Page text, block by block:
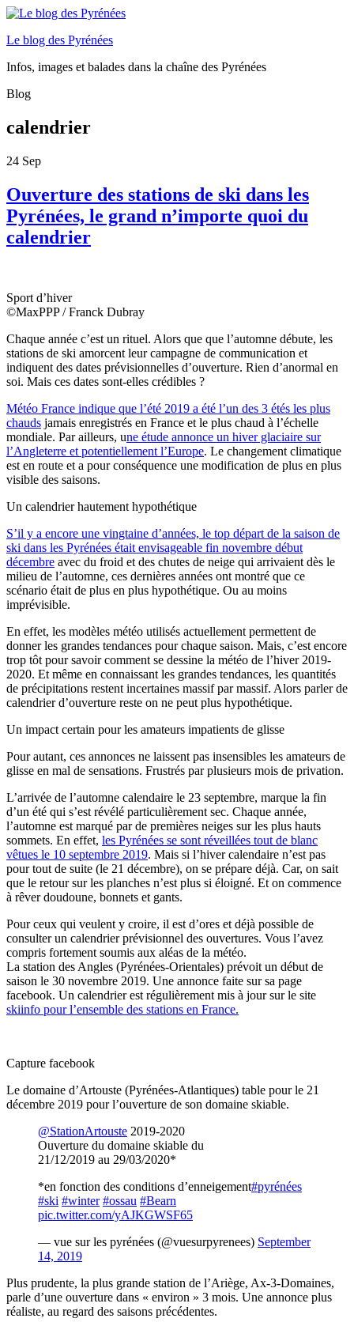
Le blog des Pyrénées
Infos, images et balades dans la chaîne des Pyrénées
Blog
calendrier
24 Sep
Ouverture des stations de ski dans les
Pyrénées, le grand n’importe quoi du
calendrier
Sport d’hiver
©MaxPPP / Franck Dubray
Chaque année c’est un rituel. Alors que que l’automne débute, les
stations de ski amorcent leur campagne de communication et
indiquent des dates prévisionnelles d’ouverture. Rien d’anormal en
soi. Mais ces dates sont-elles crédibles ?
Météo France indique que l’été 2019 a été l’un des 3 étés les plus
chauds jamais enregistrés en France et le plus chaud à l’échelle
mondiale. Par ailleurs, une étude annonce un hiver glaciaire sur
l’Angleterre et potentiellement l’Europe. Le changement climatique
est en route et a pour conséquence une modification de plus en plus
visible des saisons.
Un calendrier hautement hypothétique
S’il y a encore une vingtaine d’années, le top départ de la saison de
ski dans les Pyrénées était envisageable fin novembre début
décembre avec du froid et des chutes de neige qui arrivaient dès le
milieu de l’automne, ces dernières années ont montré que ce
scénario était de plus en plus hypothétique. Ou au moins
imprévisible.
En effet, les modèles météo utilisés actuellement permettent de
donner les grandes tendances pour chaque saison. Mais, c’est encore
trop tôt pour savoir comment se dessine la météo de l’hiver 2019-
2020. Et même en connaissant les grandes tendances, les quantités
de précipitations restent incertaines massif par massif. Alors parler de
calendrier d’ouverture reste on ne peut plus hypothétique.
Un impact certain pour les amateurs impatients de glisse
Pour autant, ces annonces ne laissent pas insensibles les amateurs de
glisse en mal de sensations. Frustrés par plusieurs mois de privation.
L’arrivée de l’automne calendaire le 23 septembre, marque la fin
d’un été qui s’est révélé particulièrement sec. Chaque année,
l’automne est marqué par de premières neiges sur les plus hauts
sommets. En effet, les Pyrénées se sont réveillées tout de blanc
vêtues le 10 septembre 2019. Mais si l’hiver calendaire n’est pas
pour tout de suite (le 21 décembre), on se prépare déjà. Car, on sait
que le retour sur les planches n’est plus si éloigné. Et on commence
à rêver doudoune, bonnets et gants.
Pour ceux qui veulent y croire, il est d’ores et déjà possible de
consulter un calendrier prévisionnel des ouvertures. Vous l’avez
compris fortement soumis aux aléas de la météo.
La station des Angles (Pyrénées-Orientales) prévoit un début de
saison le 30 novembre 2019. Une annonce faite sur sa page
facebook. Un calendrier est régulièrement mis à jour sur le site
skiinfo pour l’ensemble des stations en France.
Capture facebook
Le domaine d’Artouste (Pyrénées-Atlantiques) table pour le 21
décembre 2019 pour l’ouverture de son domaine skiable.
@StationArtouste 2019-2020
Ouverture du domaine skiable du
21/12/2019 au 29/03/2020*
*en fonction des conditions d’enneigement#pyrénées
#ski #winter #ossau #Bearn
pic.twitter.com/yAJKGWSF65
— vue sur les pyrénées (@vuesurpyrenees) September
14, 2019
Plus prudente, la plus grande station de l’Ariège, Ax-3-Domaines,
parle d’une ouverture dans « environ » 3 mois. Une annonce plus
réaliste, au regard des saisons précédentes.